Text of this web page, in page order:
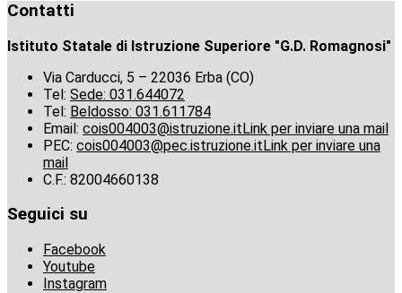
Contatti
Istituto Statale di Istruzione Superiore "G.D. Romagnosi"
Via Carducci, 5 – 22036 Erba (CO)
Tel: Sede: 031.644072
Tel: Beldosso: 031.611784
Email: cois004003@istruzione.itLink per inviare una mail
PEC: cois004003@pec.istruzione.itLink per inviare una
mail
C.F.: 82004660138
Seguici su
Facebook
Youtube
Instagram